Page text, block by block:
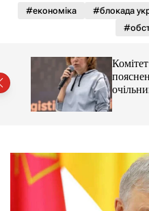
у
#економіка #блокада